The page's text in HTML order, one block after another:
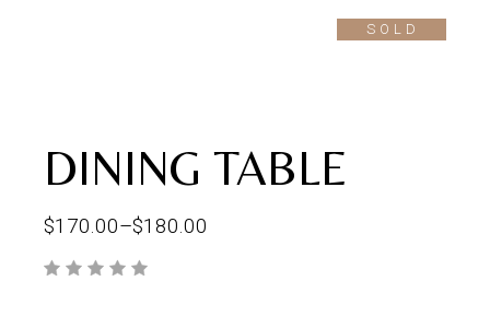
SOLD
DINING TABLE
$170.00–$180.00